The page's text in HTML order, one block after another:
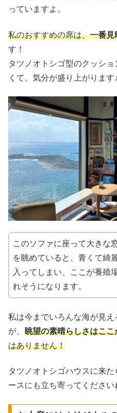
っていますよ。
私のおすすめの席は、一番見
す！
タツノオトシゴ型のクッシ
くて、気分が盛り上がります
このソファに座って大きな
を眺めていると、青くて綺
入ってしまい、ここが養殖
れそうになります。
私は今までいろんな海が見
が、 眺望の素晴らしさはここ
はありません！
タツノオトシゴハウスに来
ースにも立ち寄ってください